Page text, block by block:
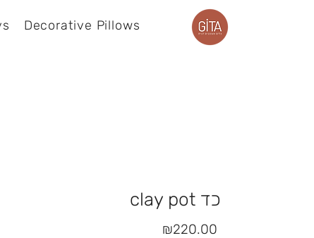
Decorative Pillows
clay pot כד
₪220.00